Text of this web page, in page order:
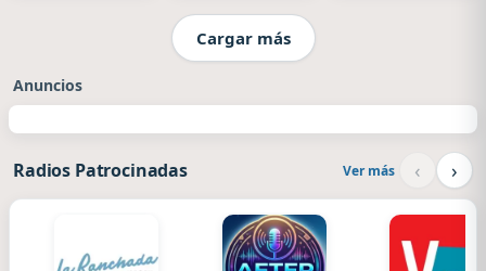
Cargar más
Anuncios
Radios Patrocinadas Ver más ‹ ›